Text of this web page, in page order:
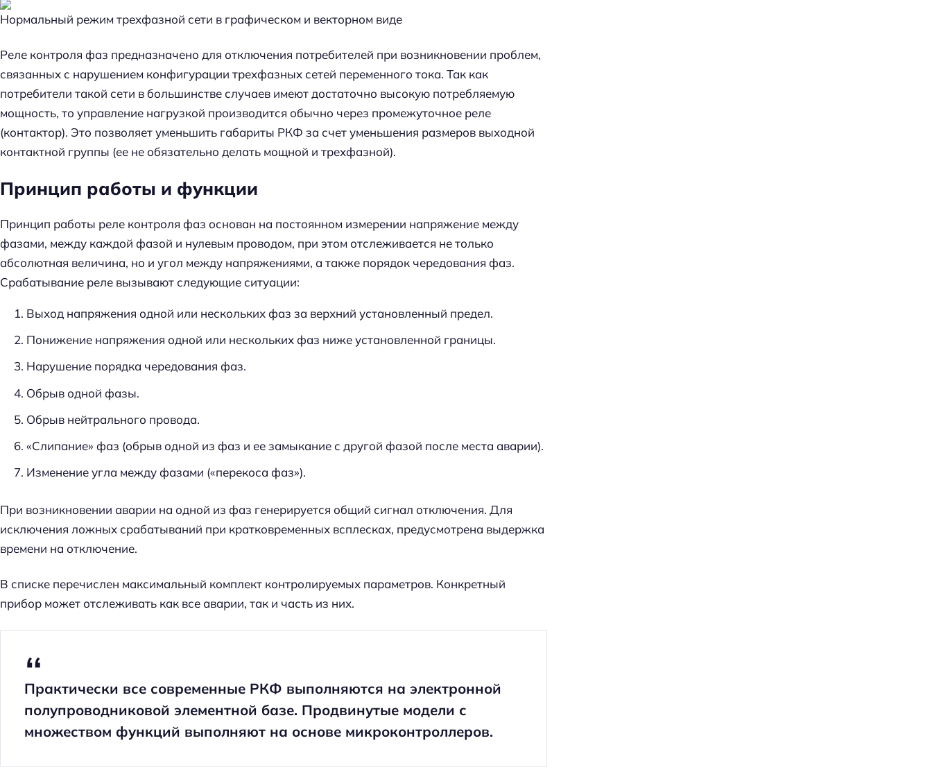
Нормальный режим трехфазной сети в графическом и векторном виде
Реле контроля фаз предназначено для отключения потребителей при возникновении проблем,
связанных с нарушением конфигурации трехфазных сетей переменного тока. Так как
потребители такой сети в большинстве случаев имеют достаточно высокую потребляемую
мощность, то управление нагрузкой производится обычно через промежуточное реле
(контактор). Это позволяет уменьшить габариты РКФ за счет уменьшения размеров выходной
контактной группы (ее не обязательно делать мощной и трехфазной).
Принцип работы и функции
Принцип работы реле контроля фаз основан на постоянном измерении напряжение между
фазами, между каждой фазой и нулевым проводом, при этом отслеживается не только
абсолютная величина, но и угол между напряжениями, а также порядок чередования фаз.
Срабатывание реле вызывают следующие ситуации:
Выход напряжения одной или нескольких фаз за верхний установленный предел.
Понижение напряжения одной или нескольких фаз ниже установленной границы.
Нарушение порядка чередования фаз.
Обрыв одной фазы.
Обрыв нейтрального провода.
«Слипание» фаз (обрыв одной из фаз и ее замыкание с другой фазой после места аварии).
Изменение угла между фазами («перекоса фаз»).
При возникновении аварии на одной из фаз генерируется общий сигнал отключения. Для
исключения ложных срабатываний при кратковременных всплесках, предусмотрена выдержка
времени на отключение.
В списке перечислен максимальный комплект контролируемых параметров. Конкретный
прибор может отслеживать как все аварии, так и часть из них.
Практически все современные РКФ выполняются на электронной
полупроводниковой элементной базе. Продвинутые модели с
множеством функций выполняют на основе микроконтроллеров.